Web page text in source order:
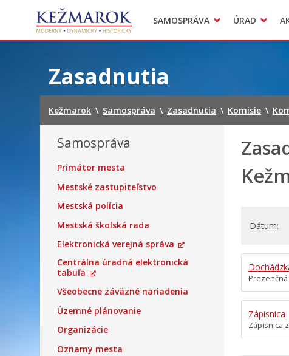
SAMOSPRÁVA
Mestská polícia
ÚRAD
Sekcie úradu
Zasadnutia
Kežmarok \ Samospráva \ Zasadnutia \ Komisie \
Samospráva
Primátor mesta
Mestské zastupiteľstvo
Mestská polícia
Mestská školská rada
Elektronická verejná správa
Centrálna úradná elektronická
tabuľa
Všeobecne záväzné nariadenia
Územné plánovanie
Organizácie
Oznamy mesta
Dátum
Zápisnica
Zápisnica